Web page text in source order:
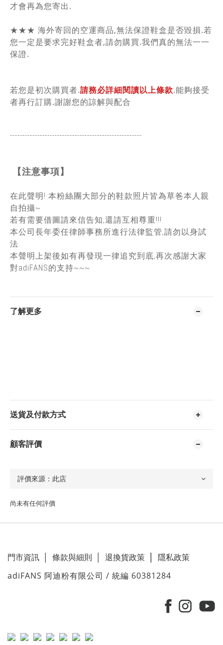
才會再為您寄出.
★★★ 海外寄回的空運商品,無法保證鞋盒是否毀損.若
您一定是要求完好鞋盒者,請勿購買.我們真的無法一一
保證.
若您是初次購買者.請務必詳細閱讀以上條款.能夠接受
者再行訂購.謝謝您的諒解與配合
-----------------------------------------------------
【注意事項】
在此聲明! 本粉絲團大部分的鞋款照片皆為草爸本人親
自拍攝~
若有需要借圖請來信告知,還請互相尊重!!!
本公司長年委任律師事務所進行法律監管,請勿以身試
法.
本聲明上架後如有再發現一律追究到底,再次感謝大家
對adiFANS的支持~~~
了解更多
送貨及付款方式
顧客評價
尚未有任何評價
門市資訊 條款與細則 退換貨政策 隱私政策
adiFANS 阿迪粉有限公司 / 統編 60381284